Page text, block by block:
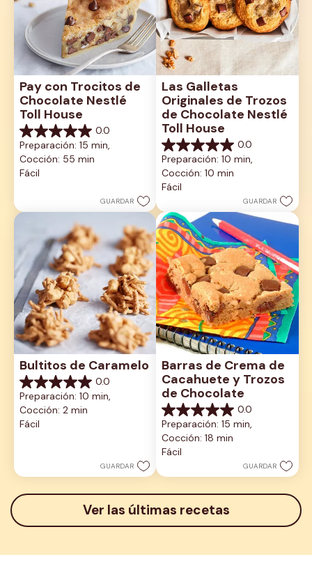
Pay con Trocitos de
Chocolate Nestlé
Toll House
0.0
0.0
de
5
estrellas.
Preparación: 15 min,
Cocción: 55 min
Fácil
GUARDAR
Las Galletas
Originales de Trozos
de Chocolate Nestlé
Toll House
0.0
0.0
de
5
estrellas.
Preparación: 10 min,
Cocción: 10 min
Fácil
GUARDAR
Bultitos de Caramelo
0.0
0.0
de
5
estrellas.
Preparación: 10 min,
Cocción: 2 min
Fácil
GUARDAR
Barras de Crema de
Cacahuete y Trozos
de Chocolate
0.0
0.0
de
5
estrellas.
Preparación: 15 min,
Cocción: 18 min
Fácil
GUARDAR
Ver las últimas recetas